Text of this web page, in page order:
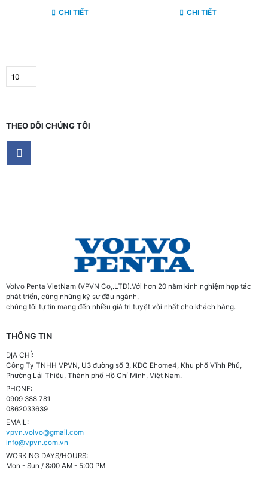
CHI TIẾT CHI TIẾT
THEO DÕI CHÚNG TÔI
Volvo Penta VietNam (VPVN Co,.LTD).Với hơn 20 năm kinh nghiệm hợp tác
phát triển, cùng những kỹ sư đầu ngành,
chúng tôi tự tin mang đến nhiều giá trị tuyệt vời nhất cho khách hàng.
THÔNG TIN
ĐỊA CHỈ:
Công Ty TNHH VPVN, U3 đường số 3, KDC Ehome4, Khu phố Vĩnh Phú,
Phường Lái Thiêu, Thành phố Hồ Chí Minh, Việt Nam.
PHONE:
0909 388 781
0862033639
EMAIL:
vpvn.volvo@gmail.com
info@vpvn.com.vn
WORKING DAYS/HOURS:
Mon - Sun / 8:00 AM - 5:00 PM